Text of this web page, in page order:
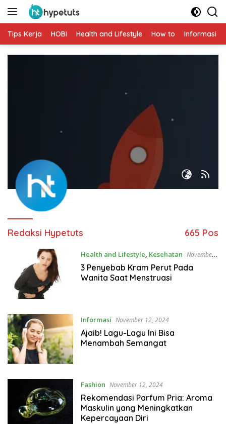
Langsung
Tips Kerja HOBI Health and Lifestyle How to Informasi
Redaksi Hypetuts 665 Pos
Health and Lifestyle, Kesehatan November
13, 2024
3 Penyebab Kram Perut Pada
Wanita Saat Menstruasi
Informasi November 12, 2024
Ajaib! Lagu-Lagu Ini Bisa
Menambah Semangat
Fashion November 12, 2024
Rekomendasi Parfum Pria: Aroma
Maskulin yang Meningkatkan
Kepercayaan Diri